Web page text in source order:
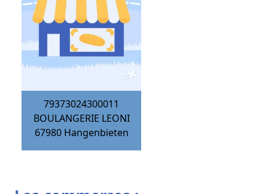
79373024300011
BOULANGERIE LEONI
67980 Hangenbieten